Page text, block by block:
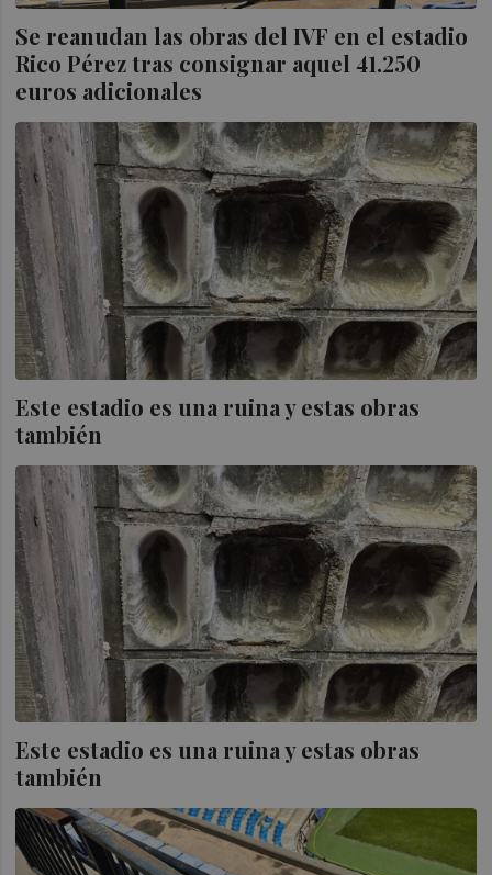
Se reanudan las obras del IVF en el estadio
Rico Pérez tras consignar aquel 41.250
euros adicionales
Este estadio es una ruina y estas obras
también
Este estadio es una ruina y estas obras
también